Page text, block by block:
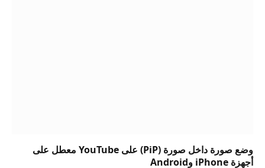
وضع صورة داخل صورة (PiP) على YouTube معطل على
أجهزة iPhone وAndroid